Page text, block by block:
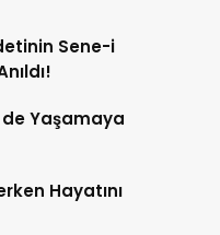
Sene-i
Yaşamaya
Hayatını